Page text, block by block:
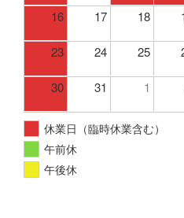
16 17 18
23 24 25
30 31 1
休業日（臨時休業含む）
午前休
午後休